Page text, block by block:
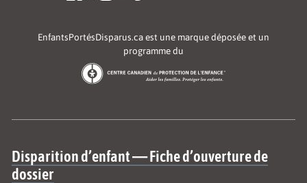
EnfantsPortésDisparus.ca est une marque déposée et un
programme du
Site map
Disparition d’enfant — Fiche d’ouverture de
dossier